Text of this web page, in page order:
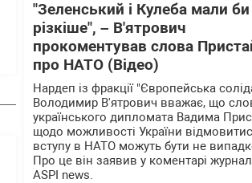
"Зеленський і Кулеба мали би
різкіше", – В'ятрович
прокоментував слова
про НАТО (Відео)
Нардеп із фракції "Європейська
Володимир В'ятрович вважає, що
українського дипломата Вадима
щодо можливості України
вступу в НАТО можуть бути не
Про це він заявив у коментарі
ASPI news.